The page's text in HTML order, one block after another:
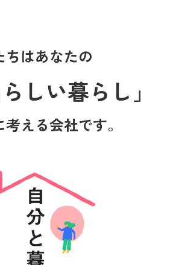
ちはあなたの
しい暮らし」
える会社です。